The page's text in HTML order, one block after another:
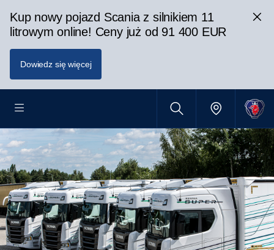
Kup nowy pojazd Scania z silnikiem 11
litrowym online! Ceny już od 91 400 EUR
Dowiedz się więcej